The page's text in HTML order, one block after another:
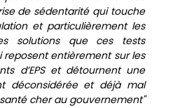
de sédentarité qui touche
et particulièrement les
solutions que ces tests
reposent entièrement sur les
d’EPS et détournent une
déconsidérée et déjà mal
cher au gouvernement"